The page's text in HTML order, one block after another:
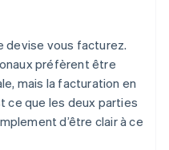
devise vous facturez.
préfèrent être
mais la facturation en
ce que les deux parties
d’être clair à ce